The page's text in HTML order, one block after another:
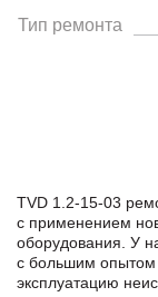
Тип ремонта
TVD 1.2-15-03
с применением
оборудования. У
с большим опытом
эксплуатацию